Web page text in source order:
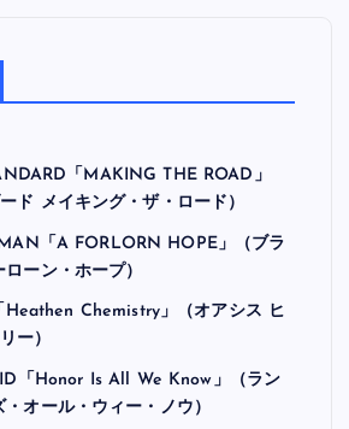
「MAKING THE ROAD」
ド メイキング・ザ・ロード）
「A FORLORN HOPE」（ブラ
ーン・ホープ）
Heathen Chemistry」（オアシス ヒ
ー）
「Honor Is All We Know」（ラン
オール・ウィー・ノウ）